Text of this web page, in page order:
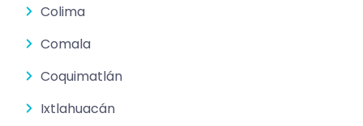
Colima
Comala
Coquimatlán
Ixtlahuacán